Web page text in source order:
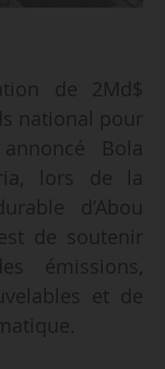
de 2Md$
national pour
Bola
lors de la
d’Abou
de soutenir
émissions,
et de